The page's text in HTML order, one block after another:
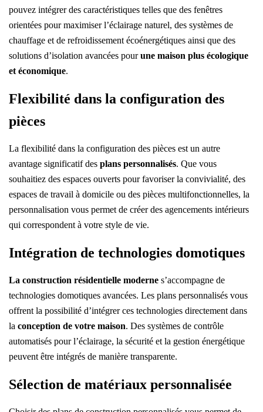
pouvez intégrer des caractéristiques telles que des fenêtres
orientées pour maximiser l’éclairage naturel, des systèmes de
chauffage et de refroidissement écoénergétiques ainsi que des
solutions d’isolation avancées pourune maison plus écologique
et économique.
Flexibilité dans la configuration des
pièces
La flexibilité dans la configuration des pièces est un autre
avantage significatif des plans personnalisés. Que vous
souhaitiez des espaces ouverts pour favoriser la convivialité, des
espaces de travail à domicile ou des pièces multifonctionnelles, la
personnalisation vous permet de créer des agencements intérieurs
qui correspondent à votre style de vie.
Intégration de technologies domotiques
La construction résidentielle moderne s’accompagne de
technologies domotiques avancées. Les plans personnalisés vous
offrent la possibilité d’intégrer ces technologies directement dans
la conception de votre maison. Des systèmes de contrôle
automatisés pour l’éclairage, la sécurité et la gestion énergétique
peuvent être intégrés de manière transparente.
Sélection de matériaux personnalisée